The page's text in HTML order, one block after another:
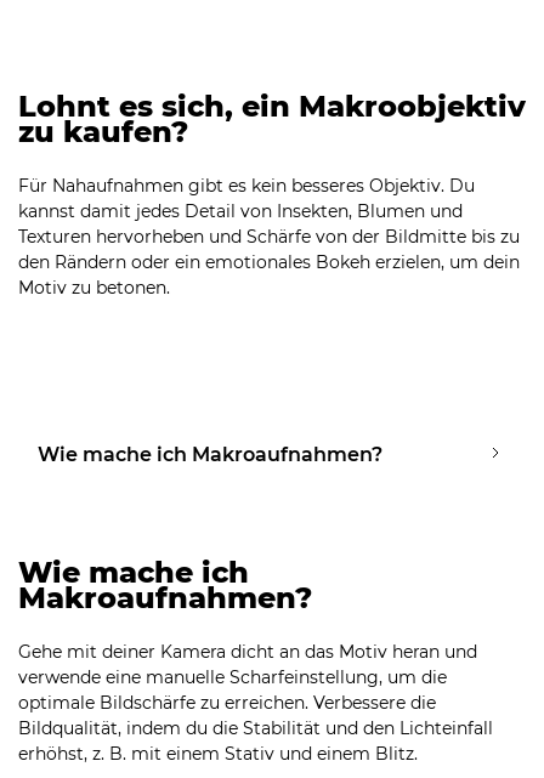
Lohnt es sich, ein Makroobjektiv
zu kaufen?
Für Nahaufnahmen gibt es kein besseres Objektiv. Du
kannst damit jedes Detail von Insekten, Blumen und
Texturen hervorheben und Schärfe von der Bildmitte bis zu
den Rändern oder ein emotionales Bokeh erzielen, um dein
Motiv zu betonen.
Wie mache ich Makroaufnahmen?
Wie mache ich
Makroaufnahmen?
Gehe mit deiner Kamera dicht an das Motiv heran und
verwende eine manuelle Scharfeinstellung, um die
optimale Bildschärfe zu erreichen. Verbessere die
Bildqualität, indem du die Stabilität und den Lichteinfall
erhöhst, z. B. mit einem Stativ und einem Blitz.